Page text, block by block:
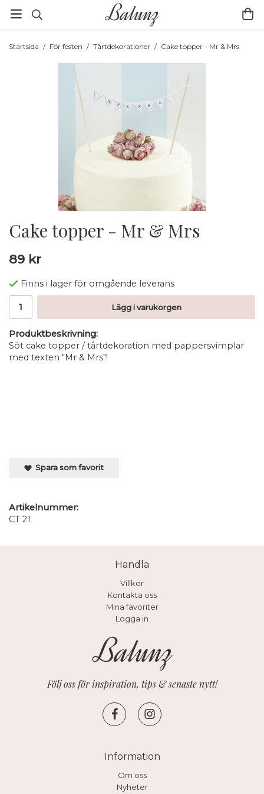
Startsida / För festen / Tårtdekorationer / Cake topper - Mr & Mrs
Cake topper - Mr & Mrs
89 kr
Finns i lager för omgående leverans
Lägg i varukorgen
Produktbeskrivning:
Söt cake topper / tårtdekoration med pappersvimplar
med texten "Mr & Mrs"!
Spara som favorit
Artikelnummer:
CT 21
Handla
Villkor
Kontakta oss
Mina favoriter
Logga in
Följ oss för inspiration, tips & senaste nytt!
Information
Om oss
Nyheter